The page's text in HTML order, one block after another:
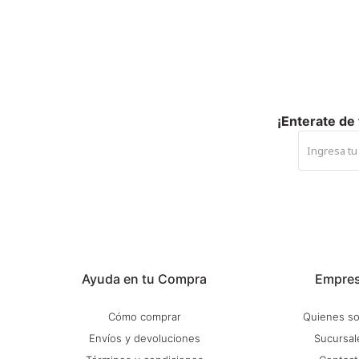
Ayuda en tu Compra
Cómo comprar
Envíos y devoluciones
Quienes
¡Enterate